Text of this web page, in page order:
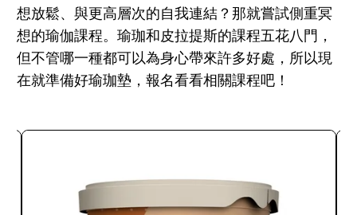
想放鬆、與更高層次的自我連結？那就嘗試側重冥
想的瑜伽課程。瑜珈和皮拉提斯的課程五花八門，
但不管哪一種都可以為身心帶來許多好處，所以現
在就準備好瑜珈墊，報名看看相關課程吧！